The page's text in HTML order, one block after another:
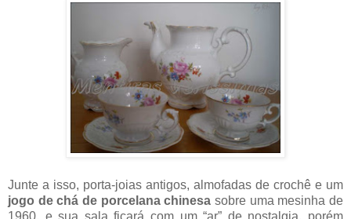
Junte a isso, porta-joias antigos, almofadas de crochê e um
jogo de chá de porcelana chinesa sobre uma mesinha de